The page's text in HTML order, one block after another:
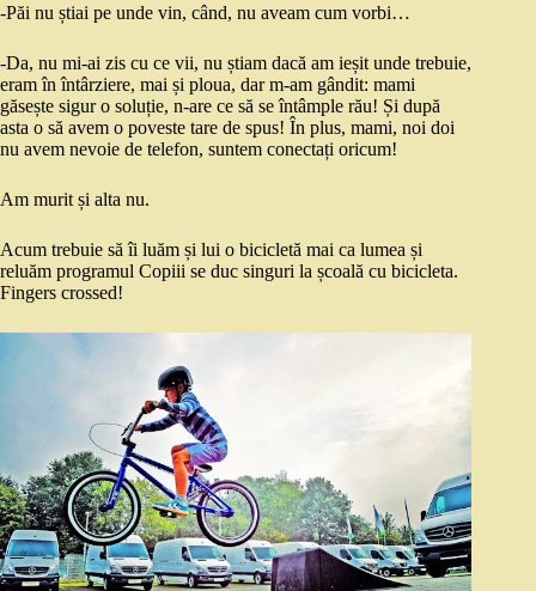
-Păi nu știai pe unde vin, când, nu aveam cum vorbi…
-Da, nu mi-ai zis cu ce vii, nu știam dacă am ieșit unde trebuie,
eram în întârziere, mai și ploua, dar m-am gândit: mami
găsește sigur o soluție, n-are ce să se întâmple rău! Și după
asta o să avem o poveste tare de spus! În plus, mami, noi doi
nu avem nevoie de telefon, suntem conectați oricum!
Am murit și alta nu.
Acum trebuie să îi luăm și lui o bicicletă mai ca lumea și
reluăm programul Copiii se duc singuri la școală cu bicicleta.
Fingers crossed!